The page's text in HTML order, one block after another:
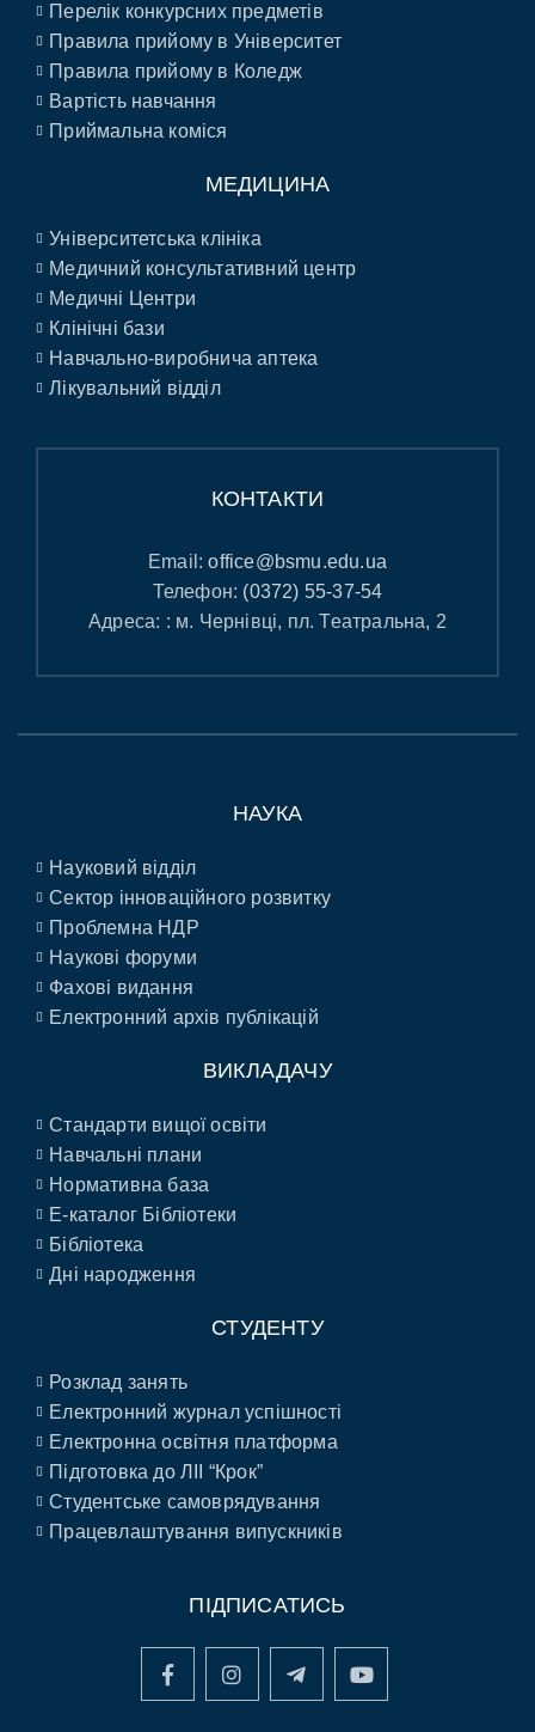
Перелік конкурсних предметів
Правила прийому в Університет
Правила прийому в Коледж
Вартість навчання
Приймальна коміся
МЕДИЦИНА
Університетська клініка
Медичний консультативний центр
Медичні Центри
Клінічні бази
Навчально-виробнича аптека
Лікувальний відділ
КОНТАКТИ
Email:office@bsmu.edu.ua
Телефон: (0372) 55-37-54
Адреса: : м. Чернівці, пл. Театральна, 2
НАУКА
Науковий відділ
Сектор інноваційного розвитку
Проблемна НДР
Наукові форуми
Фахові видання
Електронний архів публікацій
ВИКЛАДАЧУ
Стандарти вищої освіти
Навчальні плани
Нормативна база
E-каталог Бібліотеки
Бібліотека
Дні народження
СТУДЕНТУ
Розклад занять
Електронний журнал успішності
Електронна освітня платформа
Підготовка до ЛІІ “Крок”
Студентське самоврядування
Працевлаштування випускників
ПІДПИСАТИСЬ